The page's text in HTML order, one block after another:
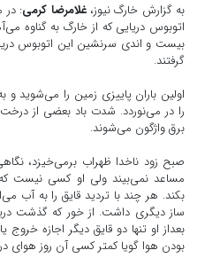
به گزارش خارگ نیوز،غلامرضا کرمی
اتوبوس دریایی که از خارگ به گناوه
بیست و اندی سرنشین این اتوبوس
گرفتند.
اولین باران پاییزی زمین را می‌شوید و
را در می‌نوردد. شدت باد بعضی از
برق واژگون می‌شوند.
صبح زود ناخدا ظهراب برمی‌خیزد،
مساعد نمی‌بیند ولی او کسی نیست که
بکند. هر چند با تردید قایق را به آب
ساز دیگری داشت. از خور که گذشت
بعداز او تنها دو قایق دیگر اجازه خروج
بودن هوا گویا کمتر کسی آن روز هوای